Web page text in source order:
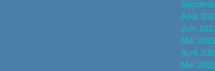
Août
Juin
Mai 2023
Avril
Mai 2022